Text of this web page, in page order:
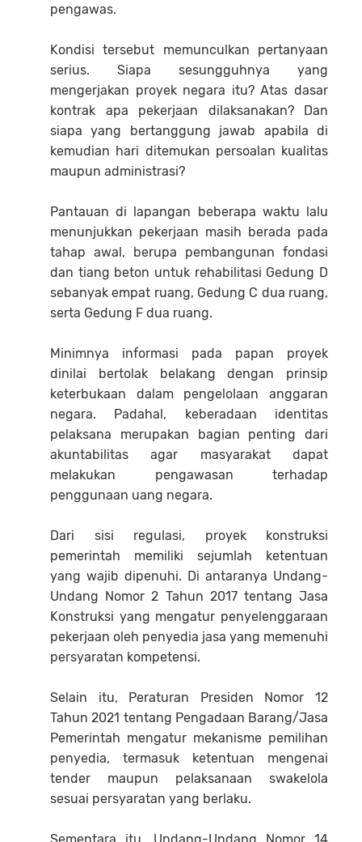
pengawas.
Kondisi tersebut memunculkan pertanyaan
serius. Siapa sesungguhnya yang
mengerjakan proyek negara itu? Atas dasar
kontrak apa pekerjaan dilaksanakan? Dan
siapa yang bertanggung jawab apabila di
kemudian hari ditemukan persoalan kualitas
maupun administrasi?
Pantauan di lapangan beberapa waktu lalu
menunjukkan pekerjaan masih berada pada
tahap awal, berupa pembangunan fondasi
dan tiang beton untuk rehabilitasi Gedung D
sebanyak empat ruang, Gedung C dua ruang,
serta Gedung F dua ruang.
Minimnya informasi pada papan proyek
dinilai bertolak belakang dengan prinsip
keterbukaan dalam pengelolaan anggaran
negara. Padahal, keberadaan identitas
pelaksana merupakan bagian penting dari
akuntabilitas agar masyarakat dapat
melakukan pengawasan terhadap
penggunaan uang negara.
Dari sisi regulasi, proyek konstruksi
pemerintah memiliki sejumlah ketentuan
yang wajib dipenuhi. Di antaranya Undang-
Undang Nomor 2 Tahun 2017 tentang Jasa
Konstruksi yang mengatur penyelenggaraan
pekerjaan oleh penyedia jasa yang memenuhi
persyaratan kompetensi.
Selain itu, Peraturan Presiden Nomor 12
Tahun 2021 tentang Pengadaan Barang/Jasa
Pemerintah mengatur mekanisme pemilihan
penyedia, termasuk ketentuan mengenai
tender maupun pelaksanaan swakelola
sesuai persyaratan yang berlaku.
Sementara itu, Undang-Undang Nomor 14